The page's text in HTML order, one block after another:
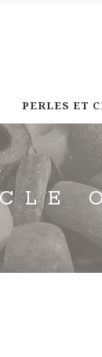
PERLES ET